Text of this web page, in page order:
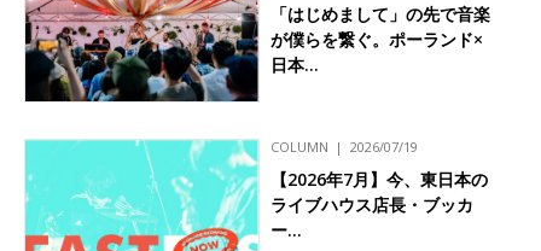
「はじめまして」の先で音楽
が僕らを繋ぐ。ポーランド×
日本…
COLUMN 2026/07/19
【2026年7月】今、東日本の
ライブハウス店長・ブッカ
ー…